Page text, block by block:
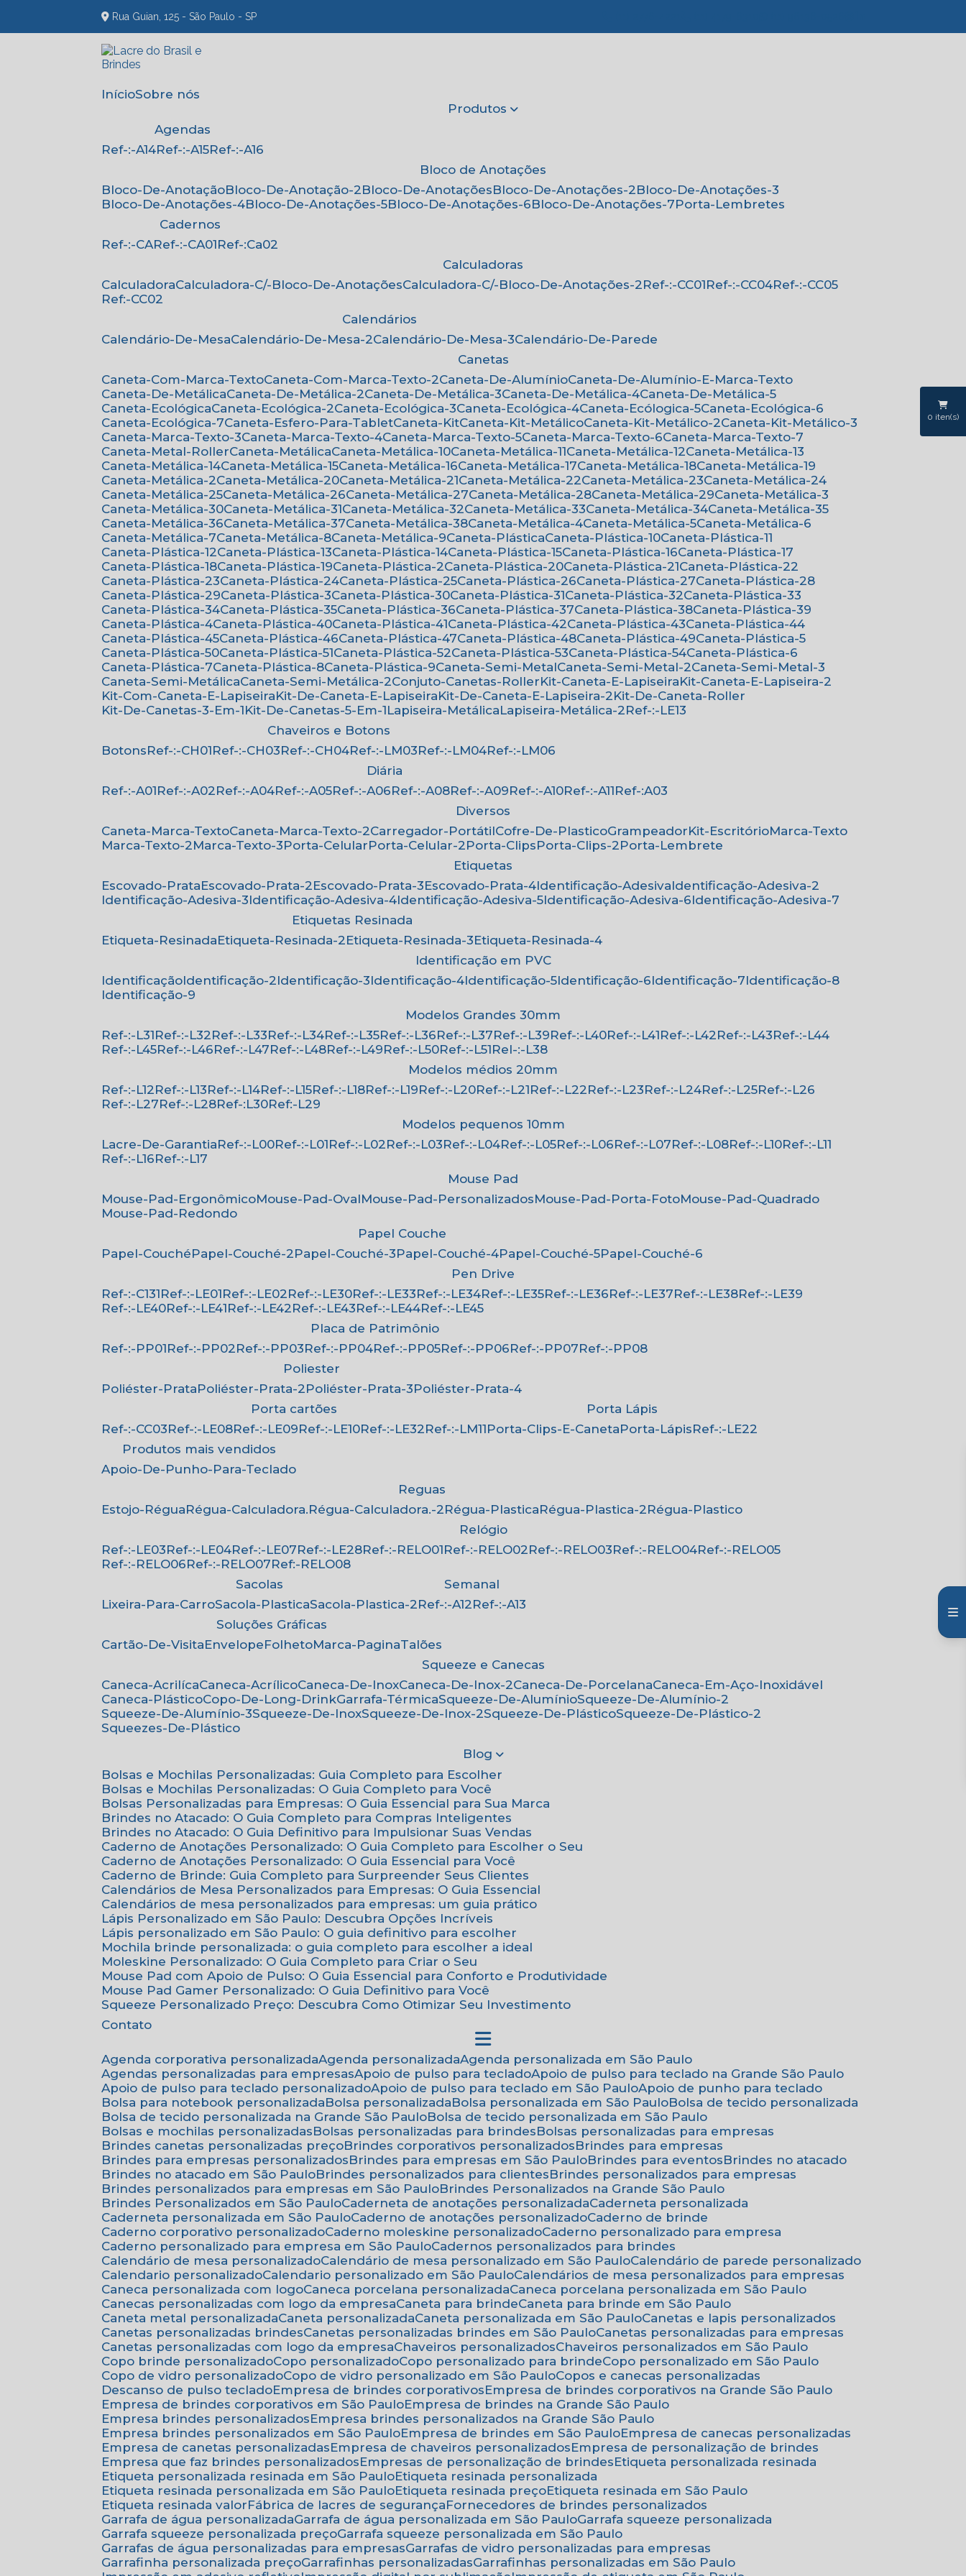
Rua Guian, 125 - São Paulo - SP
Início Sobre nós
Produtos
Agendas
Ref-:-A14
Ref-:-A15
Ref-:-A16
Bloco de Anotações
Bloco-De-Anotação
Bloco-De-Anotação-2 Bloco-De-Anotações Bloco-De-Anotações-2
Bloco-De-Anotações-3
Bloco-De-Anotações-4
Bloco-De-Anotações-5 Bloco-De-Anotações-6 Bloco-De-Anotações-7
Porta-Lembretes
Cadernos
Ref-:-CA
Ref-:-CA01
Ref-:Ca02
Calculadoras
Calculadora
Calculadora-C/-Bloco-De-Anotações Calculadora-C/-Bloco-De-Anotações-2 Ref-:-CC01 Ref-:-CC04
Ref-:-CC05
Ref:-CC02
Calendários
Calendário-De-Mesa
Calendário-De-Mesa-2 Calendário-De-Mesa-3
Calendário-De-Parede
Canetas
Caneta-Com-Marca-Texto
Caneta-Com-Marca-Texto-2 Caneta-De-Alumínio
Caneta-De-Alumínio-E-Marca-Texto
Caneta-De-Metálica
Caneta-De-Metálica-2 Caneta-De-Metálica-3 Caneta-De-Metálica-4
Caneta-De-Metálica-5
Caneta-Ecológica
Caneta-Ecológica-2 Caneta-Ecológica-3 Caneta-Ecológica-4 Caneta-Ecólogica-5
Caneta-Ecológica-6
Caneta-Ecológica-7
Caneta-Esfero-Para-Tablet Caneta-Kit Caneta-Kit-Metálico Caneta-Kit-Metálico-2
Caneta-Kit-Metálico-3
Caneta-Marca-Texto-3
Caneta-Marca-Texto-4 Caneta-Marca-Texto-5 Caneta-Marca-Texto-6
Caneta-Marca-Texto-7
Caneta-Metal-Roller
Caneta-Metálica Caneta-Metálica-10 Caneta-Metálica-11 Caneta-Metálica-12
Caneta-Metálica-13
Caneta-Metálica-14
Caneta-Metálica-15 Caneta-Metálica-16 Caneta-Metálica-17 Caneta-Metálica-18
Caneta-Metálica-19
Caneta-Metálica-2
Caneta-Metálica-20 Caneta-Metálica-21 Caneta-Metálica-22 Caneta-Metálica-23
Caneta-Metálica-24
Caneta-Metálica-25
Caneta-Metálica-26 Caneta-Metálica-27 Caneta-Metálica-28 Caneta-Metálica-29
Caneta-Metálica-3
Caneta-Metálica-30
Caneta-Metálica-31 Caneta-Metálica-32 Caneta-Metálica-33 Caneta-Metálica-34
Caneta-Metálica-35
Caneta-Metálica-36
Caneta-Metálica-37 Caneta-Metálica-38 Caneta-Metálica-4 Caneta-Metálica-5
Caneta-Metálica-6
Caneta-Metálica-7
Caneta-Metálica-8 Caneta-Metálica-9 Caneta-Plástica Caneta-Plástica-10
Caneta-Plástica-11
Caneta-Plástica-12
Caneta-Plástica-13 Caneta-Plástica-14 Caneta-Plástica-15 Caneta-Plástica-16
Caneta-Plástica-17
Caneta-Plástica-18
Caneta-Plástica-19 Caneta-Plástica-2 Caneta-Plástica-20 Caneta-Plástica-21
Caneta-Plástica-22
Caneta-Plástica-23
Caneta-Plástica-24 Caneta-Plástica-25 Caneta-Plástica-26 Caneta-Plástica-27
Caneta-Plástica-28
Caneta-Plástica-29
Caneta-Plástica-3 Caneta-Plástica-30 Caneta-Plástica-31 Caneta-Plástica-32
Caneta-Plástica-33
Caneta-Plástica-34
Caneta-Plástica-35 Caneta-Plástica-36 Caneta-Plástica-37 Caneta-Plástica-38
Caneta-Plástica-39
Caneta-Plástica-4
Caneta-Plástica-40 Caneta-Plástica-41 Caneta-Plástica-42 Caneta-Plástica-43
Caneta-Plástica-44
Caneta-Plástica-45
Caneta-Plástica-46 Caneta-Plástica-47 Caneta-Plástica-48 Caneta-Plástica-49
Caneta-Plástica-5
Caneta-Plástica-50
Caneta-Plástica-51 Caneta-Plástica-52 Caneta-Plástica-53 Caneta-Plástica-54
Caneta-Plástica-6
Caneta-Plástica-7
Caneta-Plástica-8 Caneta-Plástica-9 Caneta-Semi-Metal Caneta-Semi-Metal-2
Caneta-Semi-Metal-3
Caneta-Semi-Metálica
Caneta-Semi-Metálica-2 Conjuto-Canetas-Roller Kit-Caneta-E-Lapiseira
Kit-Caneta-E-Lapiseira-2
Kit-Com-Caneta-E-Lapiseira
Kit-De-Caneta-E-Lapiseira Kit-De-Caneta-E-Lapiseira-2
Kit-De-Caneta-Roller
Kit-De-Canetas-3-Em-1
Kit-De-Canetas-5-Em-1 Lapiseira-Metálica Lapiseira-Metálica-2
Ref-:-LE13
Chaveiros e Botons
Botons
Ref-:-CH01 Ref-:-CH03 Ref-:-CH04 Ref-:-LM03 Ref-:-LM04
Ref-:-LM06
Diária
Ref-:-A01
Ref-:-A02 Ref-:-A04 Ref-:-A05 Ref-:-A06 Ref-:-A08 Ref-:-A09 Ref-:-A10 Ref-:-A11
Ref-:A03
Diversos
Caneta-Marca-Texto
Caneta-Marca-Texto-2 Carregador-Portátil Cofre-De-Plastico Grampeador Kit-Escritório
Marca-Texto
Marca-Texto-2
Marca-Texto-3 Porta-Celular Porta-Celular-2 Porta-Clips Porta-Clips-2
Porta-Lembrete
Etiquetas
Escovado-Prata
Escovado-Prata-2 Escovado-Prata-3 Escovado-Prata-4 Identificação-Adesiva Identificação-Adesiva-2
Identificação-Adesiva-3 Identificação-Adesiva-4 Identificação-Adesiva-5 Identificação-Adesiva-6 Identificação-Adesiva-7
Etiquetas Resinada
Etiqueta-Resinada
Etiqueta-Resinada-2 Etiqueta-Resinada-3
Etiqueta-Resinada-4
Identificação em PVC
Identificação Identificação-2 Identificação-3 Identificação-4 Identificação-5 Identificação-6 Identificação-7 Identificação-8
Identificação-9
Modelos Grandes 30mm
Ref-:-L31
Ref-:-L32 Ref-:-L33 Ref-:-L34 Ref-:-L35 Ref-:-L36 Ref-:-L37 Ref-:-L39 Ref-:-L40 Ref-:-L41 Ref-:-L42 Ref-:-L43
Ref-:-L44
Ref-:-L45
Ref-:-L46 Ref-:-L47 Ref-:-L48 Ref-:-L49 Ref-:-L50 Ref-:-L51
Rel-:-L38
Modelos médios 20mm
Ref-:-L12
Ref-:-L13 Ref-:-L14 Ref-:-L15 Ref-:-L18 Ref-:-L19 Ref-:-L20 Ref-:-L21 Ref-:-L22 Ref-:-L23 Ref-:-L24 Ref-:-L25
Ref-:-L26
Ref-:-L27
Ref-:-L28 Ref-:L30
Ref:-L29
Modelos pequenos 10mm
Lacre-De-Garantia
Ref-:-L00 Ref-:-L01 Ref-:-L02 Ref-:-L03 Ref-:-L04 Ref-:-L05 Ref-:-L06 Ref-:-L07 Ref-:-L08 Ref-:-L10
Ref-:-L11
Ref-:-L16
Ref-:-L17
Mouse Pad
Mouse-Pad-Ergonômico
Mouse-Pad-Oval Mouse-Pad-Personalizados Mouse-Pad-Porta-Foto
Mouse-Pad-Quadrado
Mouse-Pad-Redondo
Papel Couche
Papel-Couché
Papel-Couché-2 Papel-Couché-3 Papel-Couché-4 Papel-Couché-5
Papel-Couché-6
Pen Drive
Ref-:-C131
Ref-:-LE01 Ref-:-LE02 Ref-:-LE30 Ref-:-LE33 Ref-:-LE34 Ref-:-LE35 Ref-:-LE36 Ref-:-LE37 Ref-:-LE38
Ref-:-LE39
Ref-:-LE40
Ref-:-LE41 Ref-:-LE42 Ref-:-LE43 Ref-:-LE44
Ref-:-LE45
Placa de Patrimônio
Ref-:-PP01
Ref-:-PP02 Ref-:-PP03 Ref-:-PP04 Ref-:-PP05 Ref-:-PP06 Ref-:-PP07
Ref-:-PP08
Poliester
Poliéster-Prata
Poliéster-Prata-2 Poliéster-Prata-3
Poliéster-Prata-4
Porta cartões
Ref-:-CC03
Ref-:-LE08 Ref-:-LE09 Ref-:-LE10 Ref-:-LE32 Ref-:-LM11
Porta Lápis
Porta-Clips-E-Caneta
Porta-Lápis
Ref-:-LE22
Produtos mais vendidos
Apoio-De-Punho-Para-Teclado
Reguas
Estojo-Régua
Régua-Calculadora. Régua-Calculadora.-2 Régua-Plastica Régua-Plastica-2
Régua-Plastico
Relógio
Ref-:-LE03
Ref-:-LE04 Ref-:-LE07 Ref-:-LE28 Ref-:-RELO01 Ref-:-RELO02 Ref-:-RELO03 Ref-:-RELO04
Ref-:-RELO05
Ref-:-RELO06
Ref-:-RELO07
Ref:-RELO08
Sacolas
Lixeira-Para-Carro Sacola-Plastica Sacola-Plastica-2
Semanal
Ref-:-A12
Ref-:-A13
Soluções Gráficas
Cartão-De-Visita
Envelope Folheto Marca-Pagina
Talões
Squeeze e Canecas
Caneca-Acrilíca
Caneca-Acrílico Caneca-De-Inox Caneca-De-Inox-2 Caneca-De-Porcelana
Caneca-Em-Aço-Inoxidável
Caneca-Plástico
Copo-De-Long-Drink Garrafa-Térmica Squeeze-De-Alumínio Squeeze-De-Alumínio-2
Squeeze-De-Alumínio-3
Squeeze-De-Inox Squeeze-De-Inox-2 Squeeze-De-Plástico Squeeze-De-Plástico-2
Squeezes-De-Plástico
Blog
Bolsas e Mochilas Personalizadas: Guia Completo para Escolher
Bolsas e Mochilas Personalizadas: O Guia Completo para Você
Bolsas Personalizadas para Empresas: O Guia Essencial para Sua Marca
Brindes no Atacado: O Guia Completo para Compras Inteligentes
Brindes no Atacado: O Guia Definitivo para Impulsionar Suas Vendas
Caderno de Anotações Personalizado: O Guia Completo para Escolher o Seu
Caderno de Anotações Personalizado: O Guia Essencial para Você
Caderno de Brinde: Guia Completo para Surpreender Seus Clientes
Calendários de Mesa Personalizados para Empresas: O Guia Essencial
Calendários de mesa personalizados para empresas: um guia prático
Lápis Personalizado em São Paulo: Descubra Opções Incríveis
Lápis personalizado em São Paulo: O guia definitivo para escolher
Mochila brinde personalizada: o guia completo para escolher a ideal
Moleskine Personalizado: O Guia Completo para Criar o Seu
Mouse Pad com Apoio de Pulso: O Guia Essencial para Conforto e Produtividade
Mouse Pad Gamer Personalizado: O Guia Definitivo para Você
Squeeze Personalizado Preço: Descubra Como Otimizar Seu Investimento
Contato
Agenda corporativa personalizada Agenda personalizada Agenda personalizada em São Paulo
Agendas personalizadas para empresas Apoio de pulso para teclado Apoio de pulso para teclado na Grande São Paulo
Apoio de pulso para teclado personalizado Apoio de pulso para teclado em São Paulo Apoio de punho para teclado
Bolsa para notebook personalizada
Bolsa personalizada Bolsa personalizada em São Paulo
Bolsa de tecido personalizada
Bolsa de tecido personalizada na Grande São Paulo
Bolsa de tecido personalizada em São Paulo
Bolsas e mochilas personalizadas
Bolsas personalizadas para brindes
Bolsas personalizadas para empresas
Brindes canetas personalizadas preço
Brindes corporativos personalizados
Brindes para empresas
Brindes para empresas personalizados
Brindes para empresas em São Paulo Brindes para eventos
Brindes no atacado
Brindes no atacado em São Paulo
Brindes personalizados para clientes
Brindes personalizados para empresas
Brindes personalizados para empresas em São Paulo
Brindes Personalizados na Grande São Paulo
Brindes Personalizados em São Paulo
Caderneta de anotações personalizada
Caderneta personalizada
Caderneta personalizada em São Paulo
Caderno de anotações personalizado
Caderno de brinde
Caderno corporativo personalizado
Caderno moleskine personalizado
Caderno personalizado para empresa
Caderno personalizado para empresa em São Paulo
Cadernos personalizados para brindes
Calendário de mesa personalizado
Calendário de mesa personalizado em São Paulo
Calendário de parede personalizado
Calendario personalizado
Calendario personalizado em São Paulo
Calendários de mesa personalizados para empresas
Caneca personalizada com logo
Caneca porcelana personalizada
Caneca porcelana personalizada em São Paulo
Canecas personalizadas com logo da empresa
Caneta para brinde
Caneta para brinde em São Paulo
Caneta metal personalizada
Caneta personalizada Caneta personalizada em São Paulo
Canetas e lapis personalizados
Canetas personalizadas brindes
Canetas personalizadas brindes em São Paulo
Canetas personalizadas para empresas
Canetas personalizadas com logo da empresa
Chaveiros personalizados
Chaveiros personalizados em São Paulo
Copo brinde personalizado
Copo personalizado Copo personalizado para brinde
Copo personalizado em São Paulo
Copo de vidro personalizado
Copo de vidro personalizado em São Paulo
Copos e canecas personalizadas
Descanso de pulso teclado
Empresa de brindes corporativos
Empresa de brindes corporativos na Grande São Paulo
Empresa de brindes corporativos em São Paulo
Empresa de brindes na Grande São Paulo
Empresa brindes personalizados
Empresa brindes personalizados na Grande São Paulo
Empresa brindes personalizados em São Paulo
Empresa de brindes em São Paulo
Empresa de canecas personalizadas
Empresa de canetas personalizadas
Empresa de chaveiros personalizados
Empresa de personalização de brindes
Empresa que faz brindes personalizados
Empresas de personalização de brindes
Etiqueta personalizada resinada
Etiqueta personalizada resinada em São Paulo Etiqueta resinada personalizada
Etiqueta resinada personalizada em São Paulo Etiqueta resinada preço Etiqueta resinada em São Paulo
Etiqueta resinada valor
Fábrica de lacres de segurança
Fornecedores de brindes personalizados
Garrafa de água personalizada
Garrafa de água personalizada em São Paulo
Garrafa squeeze personalizada
Garrafa squeeze personalizada preço
Garrafa squeeze personalizada em São Paulo
Garrafas de água personalizadas para empresas
Garrafas de vidro personalizadas para empresas
Garrafinha personalizada preço
Garrafinhas personalizadas
Garrafinhas personalizadas em São Paulo
0 iten(s)